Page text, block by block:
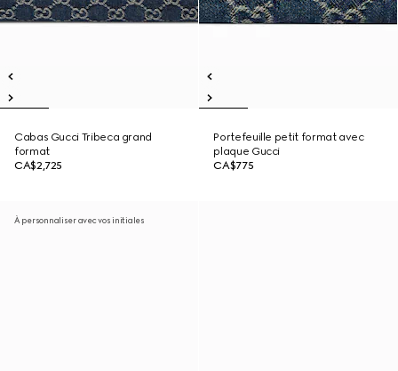
Cabas Gucci Tribeca grand
format
CA$2,725
Portefeuille petit format avec
plaque Gucci
CA$775
À personnaliser avec vos initiales